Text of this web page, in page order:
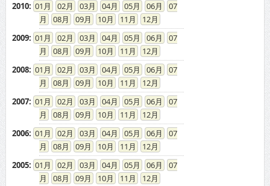
2010: 01 02 03 04 05 06
07
08
09 10 11
12
2009: 01 02 03 04 05 06
07
08
09 10 11
12
2008: 01 02 03 04 05 06
07
08
09 10 11
12
2007: 01 02 03 04 05 06
07
08
09 10 11
12
2006: 01 02 03 04 05 06
07
08
09 10 11
12
2005: 01 02 03 04 05 06
07
08
09 10 11
12